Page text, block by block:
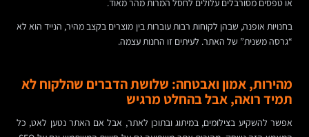
או טפסים מסורבלים עלולים לחסל המרות מהר מאוד.
בחנויות אופנה, שבהן לקוחות רבות עוברות בין מוצרים בקצב מהיר, הנייד הוא לא
“גרסה משנית” של האתר. לעיתים זו החנות עצמה.
מהירות, אמון ואבטחה: שלושת הדברים שהלקוח לא
תמיד רואה, אבל בהחלט מרגיש
אפשר להשקיע בצילומים, במיתוג ובתוכן לאתר, אבל אם האתר נטען לאט, כל